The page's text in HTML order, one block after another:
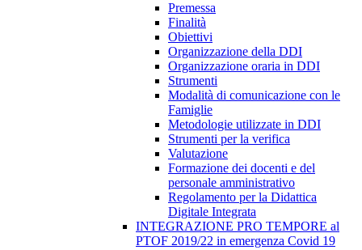
Premessa
Finalità
Obiettivi
Organizzazione della DDI
Organizzazione oraria in DDI
Strumenti
Modalità di comunicazione con le
Famiglie
Metodologie utilizzate in DDI
Strumenti per la verifica
Valutazione
Formazione dei docenti e del
personale amministrativo
Regolamento per la Didattica
Digitale Integrata
INTEGRAZIONE PRO TEMPORE al
PTOF 2019/22 in emergenza Covid 19